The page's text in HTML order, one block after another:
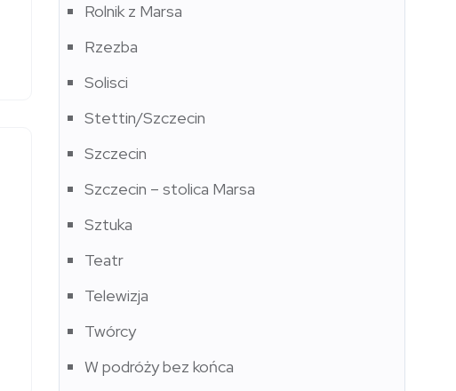
Rolnik z Marsa
Rzezba
Solisci
Stettin/Szczecin
Szczecin
Szczecin – stolica Marsa
Sztuka
Teatr
Telewizja
Twórcy
W podróży bez końca